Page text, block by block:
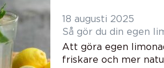
18 augusti 2025
Så gör du din egen
Att göra egen
friskare och mer